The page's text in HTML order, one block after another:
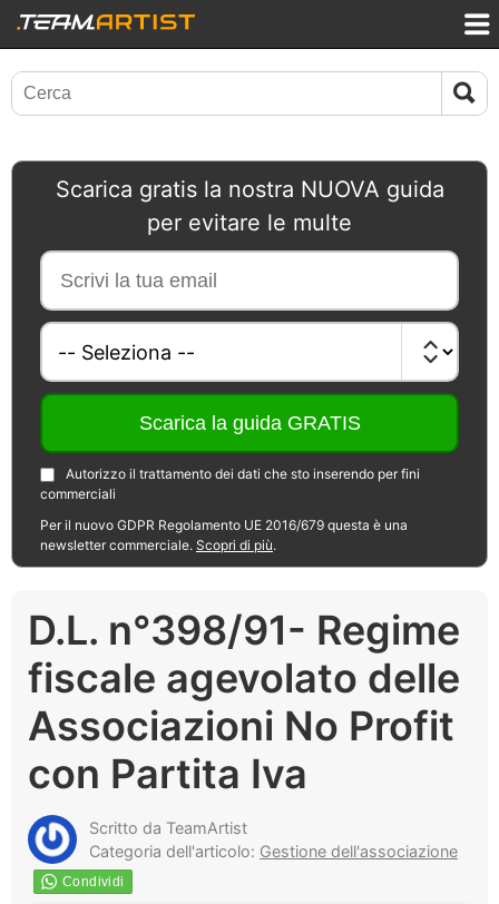
Scarica gratis la nostra NUOVA guida
per evitare le multe
Autorizzo il trattamento dei dati che sto inserendo per fini
commerciali
Per il nuovo GDPR Regolamento UE 2016/679 questa è una
newsletter commerciale. Scopri di più.
D.L. n°398/91- Regime
fiscale agevolato delle
Associazioni No Profit
con Partita Iva
Scritto da TeamArtist
Categoria dell'articolo: Gestione dell'associazione